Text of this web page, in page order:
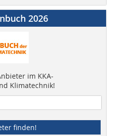
2026
im KKA-
Klimatechnik!
finden!